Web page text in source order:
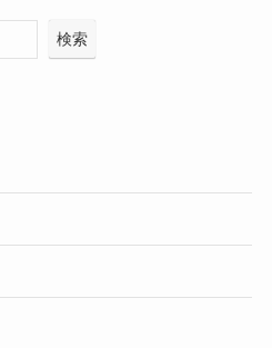
検索